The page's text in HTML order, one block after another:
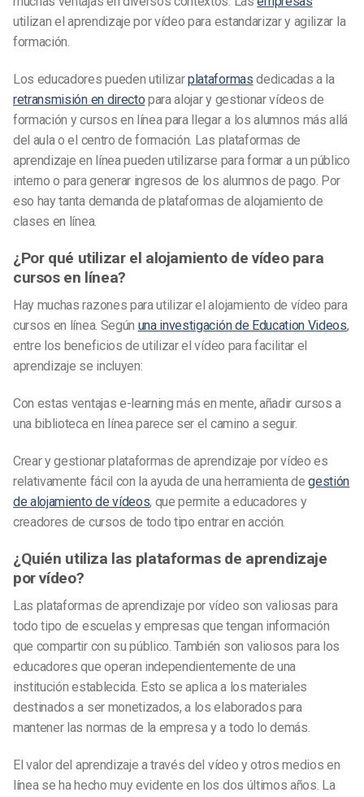
utilizan el aprendizaje por vídeo para estandarizar y agilizar la
formación.
Los educadores pueden utilizarplataformas dedicadas a la
retransmisión en directo para alojar y gestionar vídeos de
formación y cursos en línea para llegar a los alumnos más allá
del aula o el centro de formación. Las plataformas de
aprendizaje en línea pueden utilizarse para formar a un público
interno o para generar ingresos de los alumnos de pago. Por
eso hay tanta demanda de plataformas de alojamiento de
clases en línea.
¿Por qué utilizar el alojamiento de vídeo para
cursos en línea?
Hay muchas razones para utilizar el alojamiento de vídeo para
cursos en línea. Según una investigación de Education Videos,
entre los beneficios de utilizar el vídeo para facilitar el
aprendizaje se incluyen:
Con estas ventajas e-learningmás en mente, añadir cursos a
una biblioteca en línea parece ser el camino a seguir.
Crear y gestionar plataformas de aprendizaje por vídeo es
relativamente fácil con la ayuda de una herramienta degestión
de alojamiento de vídeos, que permite a educadores y
creadores de cursos de todo tipo entrar en acción.
¿Quién utiliza las plataformas de aprendizaje
por vídeo?
Las plataformas de aprendizaje por vídeo son valiosas para
todo tipo de escuelas y empresas que tengan información
que compartir con su público. También son valiosos para los
educadores que operan independientemente de una
institución establecida. Esto se aplica a los materiales
destinados a ser monetizados, a los elaborados para
mantener las normas de la empresa y a todo lo demás.
El valor del aprendizaje a través del vídeo y otros medios en
línea se ha hecho muy evidente en los dos últimos años. La